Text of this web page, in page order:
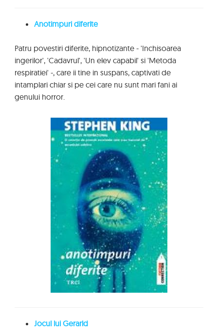
Anotimpuri diferite
Patru povestiri diferite, hipnotizante - 'Inchisoarea
ingerilor', 'Cadavrul', 'Un elev capabil' si 'Metoda
respiratiei' -, care ii tine in suspans, captivati de
intamplari chiar si pe cei care nu sunt mari fani ai
genului horror.
Jocul lui Gerarld